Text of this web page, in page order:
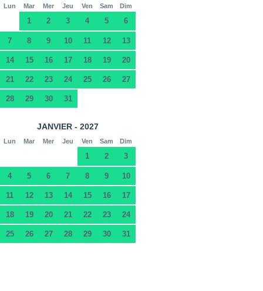
Lun Mar Mer Jeu Ven Sam Dim
1 2 3 4 5 6
7 8 9 10 11 12 13
14 15 16 17 18 19 20
21 22 23 24 25 26 27
28 29 30 31
JANVIER - 2027
Lun Mar Mer Jeu Ven Sam Dim
1 2 3
4 5 6 7 8 9 10
11 12 13 14 15 16 17
18 19 20 21 22 23 24
25 26 27 28 29 30 31